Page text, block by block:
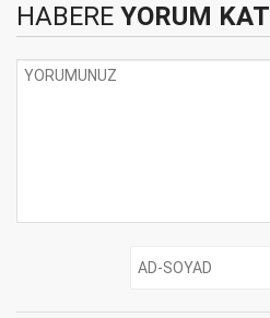
HABERE YORUM KAT